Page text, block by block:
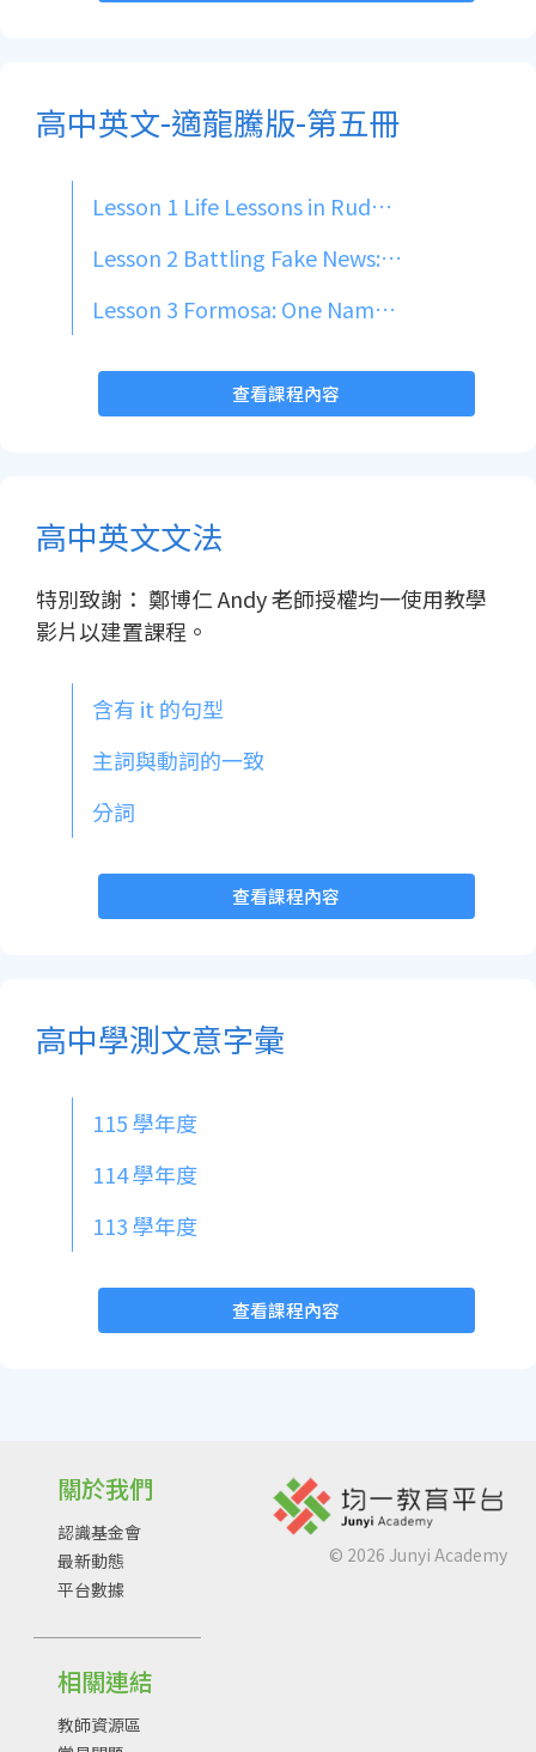
高中英文-適龍騰版-第五冊
Lesson 1 Life Lessons in Rudyard Kipling's "If—"
Lesson 2 Battling Fake News: A Critical Mindset
Lesson 3 Formosa: One Name, Two Stories
查看課程內容
高中英文文法
特別致謝： 鄭博仁 Andy 老師授權均一使用教學
影片以建置課程。
含有 it 的句型
主詞與動詞的一致
分詞
查看課程內容
高中學測文意字彙
115 學年度
114 學年度
113 學年度
查看課程內容
關於我們
認識基金會
最新動態
平台數據
相關連結
教師資源區
© 2026 Junyi Academy